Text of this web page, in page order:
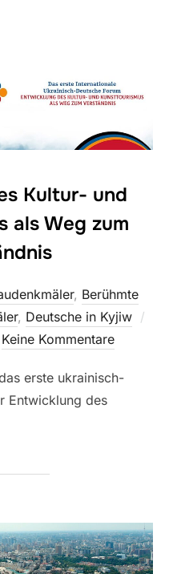
Kultur- und
als Weg zum
, Berühmte
, Deutsche in Kyjiw
Keine Kommentare
erste ukrainisch-
Entwicklung des